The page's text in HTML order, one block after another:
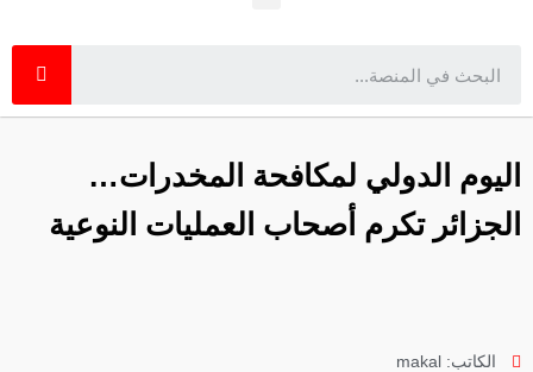
اليوم الدولي لمكافحة المخدرات…
الجزائر تكرم أصحاب العمليات النوعية
الكاتب: makal